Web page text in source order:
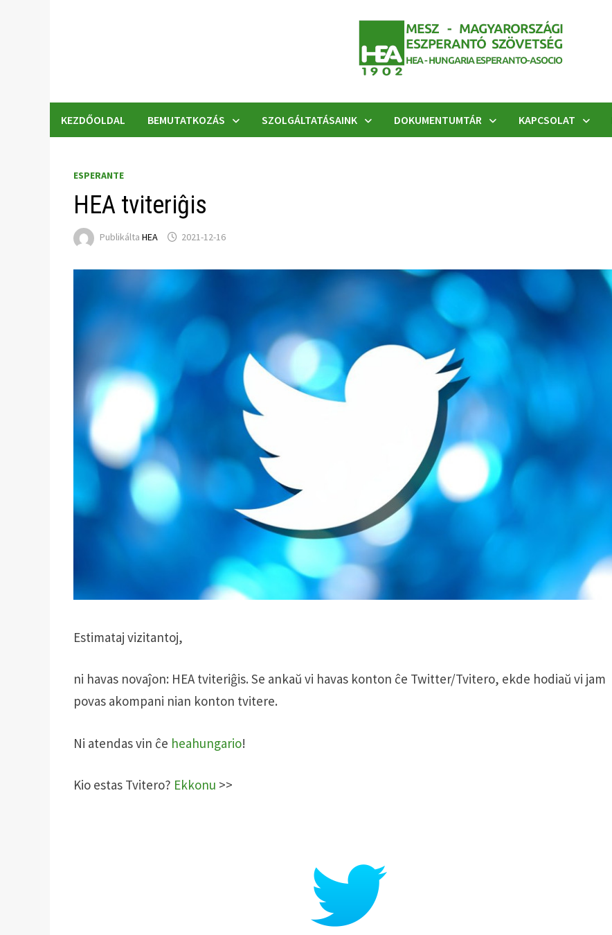
KEZDŐOLDAL BEMUTATKOZÁS SZOLGÁLTATÁSAINK DOKUMENTUMTÁR KAPCSOLAT
ESPERANTE
HEA tviteriĝis
PublikáltaHEA 2021-12-16
Estimataj vizitantoj,
ni havas novaĵon: HEA tviteriĝis. Se ankaŭ vi havas konton ĉe Twitter/Tvitero, ekde hodiaŭ vi jam
povas akompani nian konton tvitere.
Ni atendas vin ĉe heahungario!
Kio estas Tvitero? Ekkonu >>